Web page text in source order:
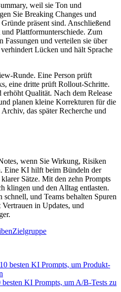
weil sie Ton und
Sie Breaking Changes und
präsent sind. Anschließend
Plattformunterschiede. Zum
Fassungen und verteilen sie über
Lücken und hält Sprache
Runde. Eine Person prüft
eine dritte prüft Rollout-Schritte.
Qualität. Nach dem Release
planen kleine Korrekturen für die
das später Recherche und
wenn Sie Wirkung, Risiken
Eine KI hilft beim Bündeln der
Sätze. Mit den zehn Prompts
klingen und den Alltag entlasten.
und Teams behalten Spuren
in Updates, und
Zielgruppe
besten KI Prompts, um Produkt-
KI Prompts, um A/B-Tests zu